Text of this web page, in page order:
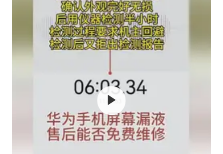
国民党推出AI发言人“郑小文”
“中国蔬菜之乡”最高温达41.8℃